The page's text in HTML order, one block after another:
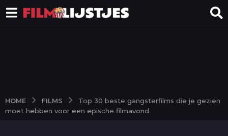
HOME FILMS
Top 30 beste gangsterfilms die je gezien
moet hebben voor een epische filmavond